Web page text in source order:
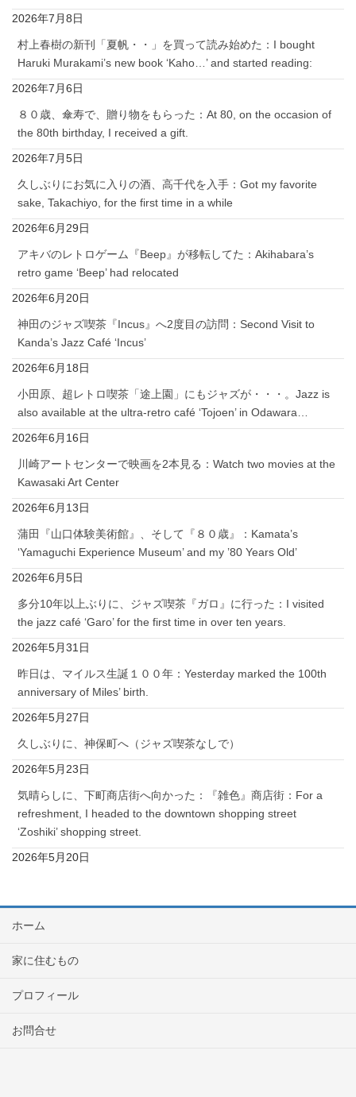
2026年7月8日
村上春樹の新刊「夏帆・・」を買って読み始めた：I bought
Haruki Murakami’s new book ‘Kaho…’ and started reading:
2026年7月6日
８０歳、傘寿で、贈り物をもらった：At 80, on the occasion of
the 80th birthday, I received a gift.
2026年7月5日
久しぶりにお気に入りの酒、高千代を入手：Got my favorite
sake, Takachiyo, for the first time in a while
2026年6月29日
アキバのレトロゲーム『Beep』が移転してた：Akihabara’s
retro game ‘Beep’ had relocated
2026年6月20日
神田のジャズ喫茶『Incus』へ2度目の訪問：Second Visit to
Kanda’s Jazz Café ‘Incus’
2026年6月18日
小田原、超レトロ喫茶「途上園」にもジャズが・・・。Jazz is
also available at the ultra-retro café ‘Tojoen’ in Odawara…
2026年6月16日
川崎アートセンターで映画を2本見る：Watch two movies at the
Kawasaki Art Center
2026年6月13日
蒲田『山口体験美術館』、そして『８０歳』：Kamata’s
‘Yamaguchi Experience Museum’ and my ’80 Years Old’
2026年6月5日
多分10年以上ぶりに、ジャズ喫茶『ガロ』に行った：I visited
the jazz café ‘Garo’ for the first time in over ten years.
2026年5月31日
昨日は、マイルス生誕１００年：Yesterday marked the 100th
anniversary of Miles’ birth.
2026年5月27日
久しぶりに、神保町へ（ジャズ喫茶なしで）
2026年5月23日
気晴らしに、下町商店街へ向かった：『雑色』商店街：For a
refreshment, I headed to the downtown shopping street
‘Zoshiki’ shopping street.
2026年5月20日
ホーム
家に住むもの
プロフィール
お問合せ